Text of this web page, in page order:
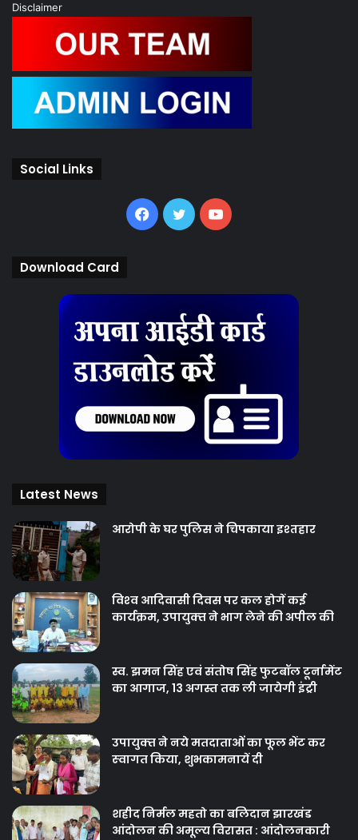
Disclaimer
Social Links
Facebook
TwitterYouTube
Download Card
Latest News
आरोपी के घर पुलिस ने चिपकाया इश्तहार
विश्‍व आदिवासी दिवस पर कल होगें कई
कार्यक्रम, उपायुक्‍त ने भाग लेने की अपील की
स्व. झमन सिंह एवं संतोष सिंह फुटबॉल टूर्नामेंट
का आगाज, 13 अगस्त तक ली जायेगी इंट्री
उपायुक्‍त ने नये मतदाताओंं का फूल भेंट कर
स्‍वागत किया, शुभकामनायें दी
शहीद निर्मल महतो का बलिदान झारखंड
आंदोलन की अमूल्य विरासत : आंदोलनकारी